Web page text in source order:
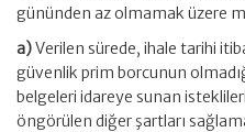
gününden az olmamak üzere
a)Verilen sürede, ihale tarihi
güvenlik prim borcunun
belgeleri idareye sunan
öngörülen diğer şartları